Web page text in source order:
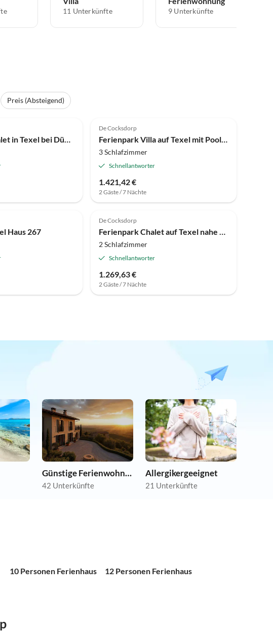
11 Unterkünfte 9 Unterkünfte
Preis (Absteigend)
Ferienpark Chalet in Texel bei Dünen und Wasser
De Cocksdorp
Ferienpark Villa auf Texel mit Pools für 6 Von Belvilla
3 Schlafzimmer
Schnellantworter
1.421,42 €
2 Gäste / 7 Nächte
Haus 267
De Cocksdorp
Ferienpark Chalet auf Texel nahe Nordseestrand
2 Schlafzimmer
Schnellantworter
1.269,63 €
2 Gäste / 7 Nächte
Günstige Ferienwohnungen
42 Unterkünfte
Allergikergeeignet
21 Unterkünfte
10 Personen Ferienhaus 12 Personen Ferienhaus